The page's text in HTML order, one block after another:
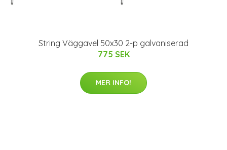
String Väggavel 50x30 2-p galvaniserad
775 SEK
MER INFO!